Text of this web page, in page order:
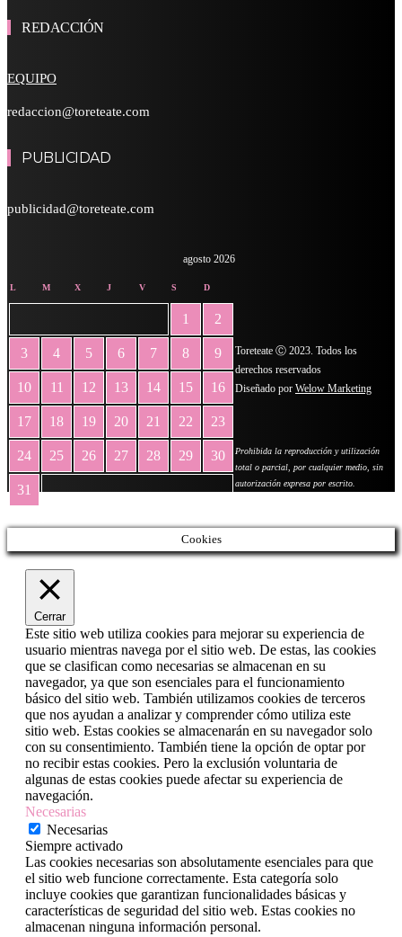
REDACCIÓN
EQUIPO
redaccion@toreteate.com
PUBLICIDAD
publicidad@toreteate.com
agosto 2026
L M X J V S D
1 2
3 4 5 6 7 8 9
10 11 12 13 14 15 16
17 18 19 20 21 22 23
24 25 26 27 28 29 30
31
Toreteate Ⓒ 2023. Todos los
derechos reservados
Diseñado por Welow Marketing
Prohibida la reproducción y utilización
total o parcial, por cualquier medio, sin
autorización expresa por escrito.
Cookies
Cerrar
Este sitio web utiliza cookies para mejorar su experiencia de
usuario mientras navega por el sitio web. De estas, las cookies
que se clasifican como necesarias se almacenan en su
navegador, ya que son esenciales para el funcionamiento
básico del sitio web. También utilizamos cookies de terceros
que nos ayudan a analizar y comprender cómo utiliza este
sitio web. Estas cookies se almacenarán en su navegador solo
con su consentimiento. También tiene la opción de optar por
no recibir estas cookies. Pero la exclusión voluntaria de
algunas de estas cookies puede afectar su experiencia de
navegación.
Necesarias
Necesarias
Siempre activado
Las cookies necesarias son absolutamente esenciales para que
el sitio web funcione correctamente. Esta categoría solo
incluye cookies que garantizan funcionalidades básicas y
características de seguridad del sitio web. Estas cookies no
almacenan ninguna información personal.